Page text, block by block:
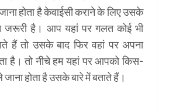
होता है केवाईसी कराने के लिए उसके
जरूरी है। आप यहां पर गलत कोई भी
हैं तो उसके बाद फिर वहां पर अपना
है। तो नीचे हम यहां पर आपको किस-
होता है उसके बारे में बताते हैं।